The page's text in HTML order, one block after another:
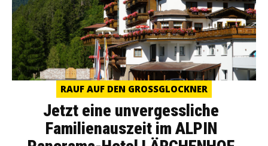
RAUF AUF DEN GROSSGLOCKNER
Jetzt eine unvergessliche
Familienauszeit im ALPIN